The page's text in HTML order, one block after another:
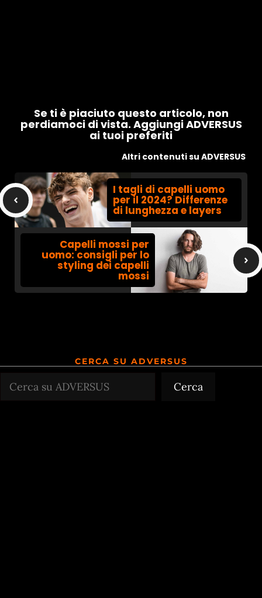
Se ti è piaciuto questo articolo, non
perdiamoci di vista. Aggiungi ADVERSUS
ai tuoi preferiti
Altri contenuti su ADVERSUS
I tagli di capelli uomo
per il 2024? Differenze
di lunghezza e layers
Capelli mossi per
uomo: consigli per lo
styling dei capelli
mossi
CERCA SU ADVERSUS
Cerca